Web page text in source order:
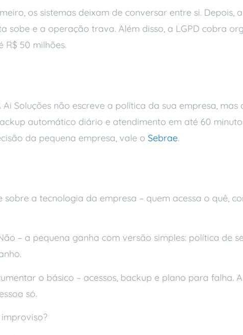
os sistemas deixam de conversar entre si. Depois,
sobe e a operação trava. Além disso, a LGPD cobra
R$ 50 milhões.
Soluções não escreve a política da sua empresa, mas
automático diário e atendimento em até 60
da pequena empresa, vale o Sebrae.
sobre a tecnologia da empresa – quem acessa o quê,
– a pequena ganha com versão simples: política de
o básico – acessos, backup e plano para falha.
só.